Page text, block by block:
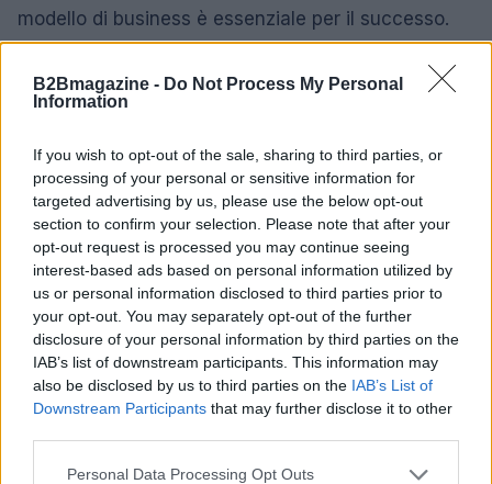
B2Bmagazine - Do Not Process My Personal
Information
If you wish to opt-out of the sale, sharing to third parties, or
processing of your personal or sensitive information for
targeted advertising by us, please use the below opt-out
section to confirm your selection. Please note that after your
opt-out request is processed you may continue seeing
interest-based ads based on personal information utilized by
us or personal information disclosed to third parties prior to
your opt-out. You may separately opt-out of the further
disclosure of your personal information by third parties on the
IAB’s list of downstream participants. This information may
also be disclosed by us to third parties on the IAB’s List of
Downstream Participants that may further disclose it to other
Please note that this website/app uses one or more Google
Personal Data Processing Opt Outs
modello di business è essenziale per il successo.
AUTORE